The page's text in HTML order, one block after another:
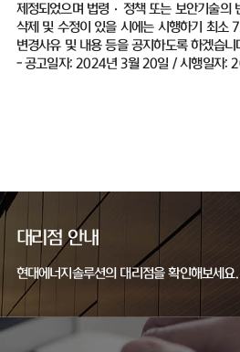
제정되었으며 법령 · 정책 또는 보안기술의
삭제 및 수정이 있을 시에는 시행하기 최소7
변경사유 및 내용 등을 공지하도록 하겠습니
-공고일자: 2024년3월 20일 /시행일자:
대리점 안내
현대에너지솔루션의 대리점을 확인해보세요.